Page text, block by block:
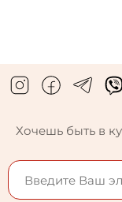
Хочешь быть в